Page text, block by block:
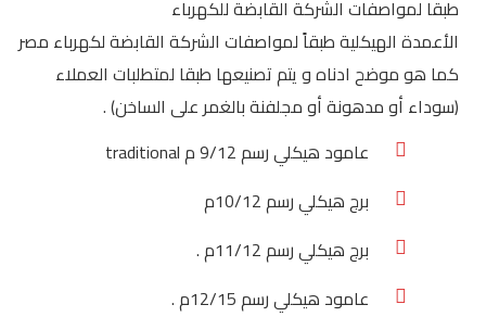
طبقا لمواصفات الشركة القابضة للكهرباء
الأعمدة الهيكلية طبقاً لمواصفات الشركة القابضة لكهرباء مصر
كما هو موضح ادناه و يتم تصنيعها طبقا لمتطلبات العملاء
(سوداء أو مدهونة أو مجلفنة بالغمر على الساخن) .
عامود هيكلي رسم 9/12 م traditional
برج هيكلي رسم 10/12م
برج هيكلي رسم 11/12م .
عامود هيكلي رسم 12/15م .